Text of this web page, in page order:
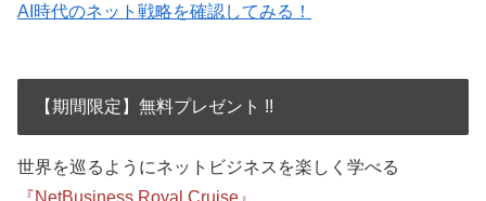
AI時代のネット戦略を確認してみる！
【期間限定】無料プレゼント !!
世界を巡るようにネットビジネスを楽しく学べる
『NetBusiness Royal Cruise』